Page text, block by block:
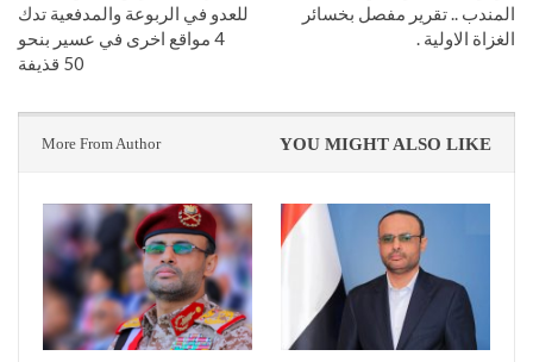
المندب .. تقرير مفصل بخسائر
الغزاة الاولية .
للعدو في الربوعة والمدفعية تدك
4 مواقع اخرى في عسير بنحو
50 قذيفة
YOU MIGHT ALSO LIKE
More From Author